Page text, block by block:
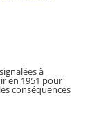
à
en 1951 pour
conséquences